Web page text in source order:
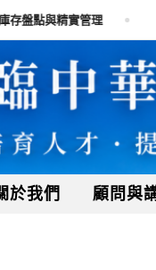
盤點與精實管理
於我們 顧問與